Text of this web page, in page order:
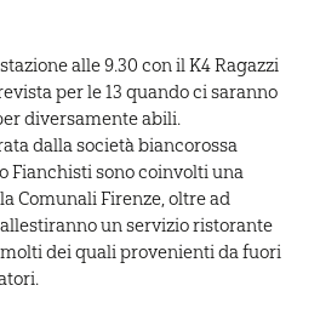
alle 9.30 con il K4 Ragazzi
per le 13 quando ci saranno
diversamente abili.
dalla società biancorossa
Fianchisti sono coinvolti una
Comunali Firenze, oltre ad
un servizio ristorante
dei quali provenienti da fuori